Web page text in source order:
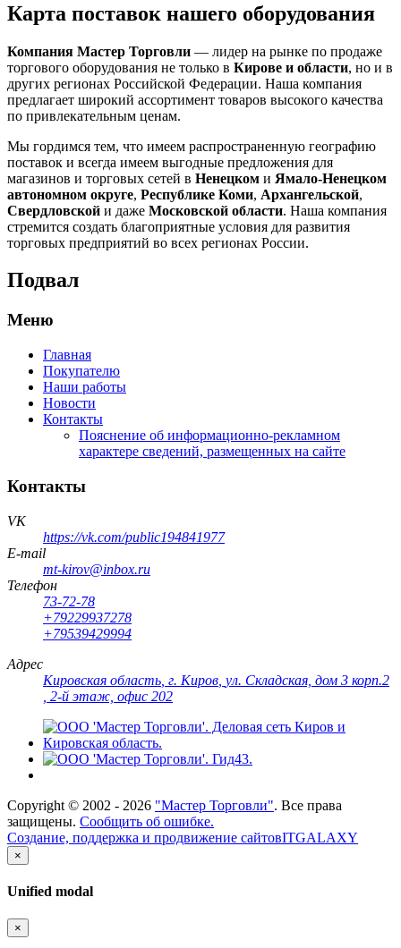
Карта поставок нашего оборудования
Компания Мастер Торговли — лидер на рынке по продаже
торгового оборудования не только в Кирове и области, но и в
других регионах Российской Федерации. Наша компания
предлагает широкий ассортимент товаров высокого качества
по привлекательным ценам.
Мы гордимся тем, что имеем распространенную географию
поставок и всегда имеем выгодные предложения для
магазинов и торговых сетей в Ненецком и Ямало-Ненецком
автономном округе, Республике Коми, Архангельской,
Свердловской и даже Московской области. Наша компания
стремится создать благоприятные условия для развития
торговых предприятий во всех регионах России.
Подвал
Меню
Главная
Покупателю
Наши работы
Новости
Контакты
Пояснение об информационно-рекламном
характере сведений, размещенных на сайте
Контакты
VK
https://vk.com/public194841977
E-mail
mt-kirov@inbox.ru
Телефон
73-72-78
+79229937278
+79539429994
Адрес
Кировская область г. Киров ул. Складская, дом 3 корп.2
, 2-й этаж, офис 202
Copyright © 2002 - 2026 "Мастер Торговли". Все права
защищены. Сообщить об ошибке.
Создание, поддержка и продвижение сайтовITGALAXY
×
Unified modal
×